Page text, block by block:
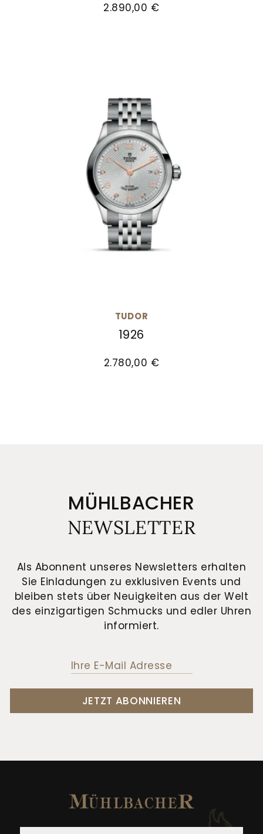
2.890,00 €
TUDOR
1926
2.780,00 €
MÜHLBACHER
NEWSLETTER
Als Abonnent unseres Newsletters erhalten
Sie Einladungen zu exklusiven Events und
bleiben stets über Neuigkeiten aus der Welt
des einzigartigen Schmucks und edler Uhren
informiert.
JETZT ABONNIEREN